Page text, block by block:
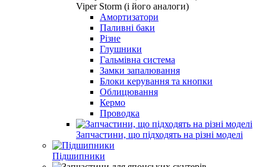
Viper Storm (і його аналоги)
Амортизатори
Паливні баки
Різне
Глушники
Гальмівна система
Замки запалювання
Блоки керування та кнопки
Облицювання
Кермо
Проводка
Запчастини, що підходять на різні моделі
Підшипники